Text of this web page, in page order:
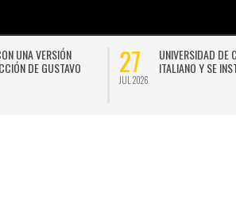
UNA VERSIÓN
DE GUSTAVO
27
JUL 2026
UNIVERSIDAD DE
ITALIANO Y SE